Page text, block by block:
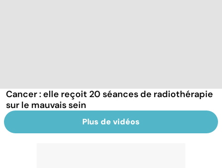
Cancer : elle reçoit 20 séances de radiothérapie
sur le mauvais sein
Plus de vidéos